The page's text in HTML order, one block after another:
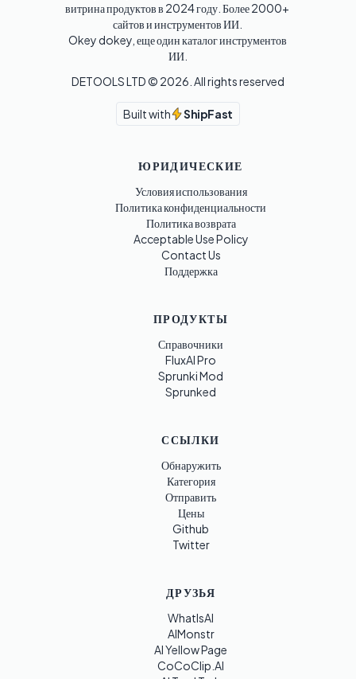
витрина продуктов в 2024 году. Более 2000+
сайтов и инструментов ИИ.
Okey dokey, еще один каталог инструментов
ИИ.
DETOOLS LTD © 2026 . All rights reserved
Built with ShipFast
ЮРИДИЧЕСКИЕ
Условия использования
Политика конфиденциальности
Политика возврата
Acceptable Use Policy
Contact Us
Поддержка
ПРОДУКТЫ
Справочники
FluxAI Pro
Sprunki Mod
Sprunked
ССЫЛКИ
Обнаружить
Категория
Отправить
Цены
Github
Twitter
ДРУЗЬЯ
WhatIsAI
AIMonstr
AI Yellow Page
CoCoClip.AI